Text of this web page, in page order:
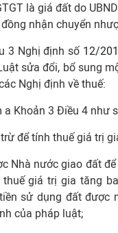
là giá đất do
nhận chuyển
3 Nghị định số 12/
sửa đổi, bổ sung
Nghị định về thuế:
a Khoản 3 Điều 4 như
để tính thuế giá trị
Nhà nước giao đất
giá trị gia tăng
sử dụng đất được
của pháp luật;